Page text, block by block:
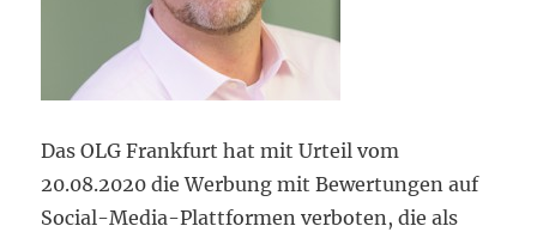
Das OLG Frankfurt hat mit Urteil vom
20.08.2020 die Werbung mit Bewertungen auf
Social-Media-Plattformen verboten, die als